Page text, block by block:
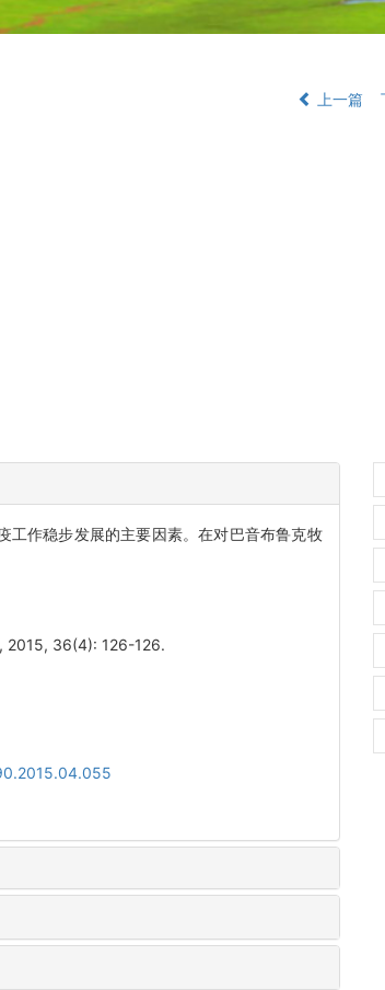
上一篇
工作稳步发展的主要因素。在对巴音布鲁克牧
2015, 36(4): 126-126.